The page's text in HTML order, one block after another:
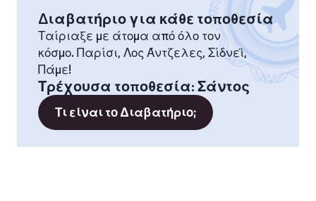
Διαβατήριο για κάθε τοποθεσία
Ταίριαξε με άτομα από όλο τον
κόσμο. Παρίσι, Λος Άντζελες, Σίδνεϊ,
Πάμε!
Τρέχουσα τοποθεσία: Σάντος
Τι είναι το Διαβατήριο;